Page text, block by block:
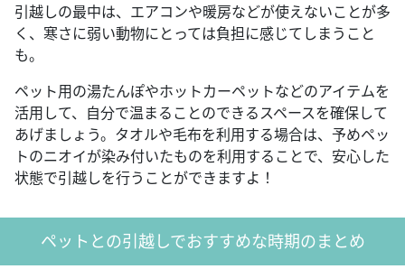
引越しの最中は、エアコンや暖房などが使えないことが多
く、寒さに弱い動物にとっては負担に感じてしまうこと
も。
ペット用の湯たんぽやホットカーペットなどのアイテムを
活用して、自分で温まることのできるスペースを確保して
あげましょう。タオルや毛布を利用する場合は、予めペッ
トのニオイが染み付いたものを利用することで、安心した
状態で引越しを行うことができますよ！
ペットとの引越しでおすすめな時期のまとめ